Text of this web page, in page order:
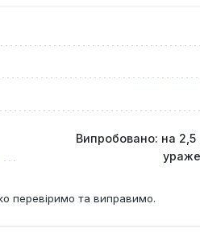
5 кВ.
(надування) раз на 6
Випробовано: на 2,5
перевіримо та виправимо.